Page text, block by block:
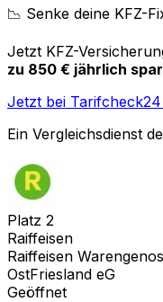
📉 Senke deine KFZ-
Jetzt KFZ-
zu 850 € jährlich
Jetzt bei
Ein Vergleichsdienst
Platz 2
Raiffeisen
Raiffeisen
OstFriesland eG
Geöffnet